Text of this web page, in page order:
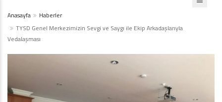
Anasayfa
Haberler
TYSD Genel Merkezimizin Sevgi ve Saygı ile Ekip Arkadaşlarıyla
Vedalaşması